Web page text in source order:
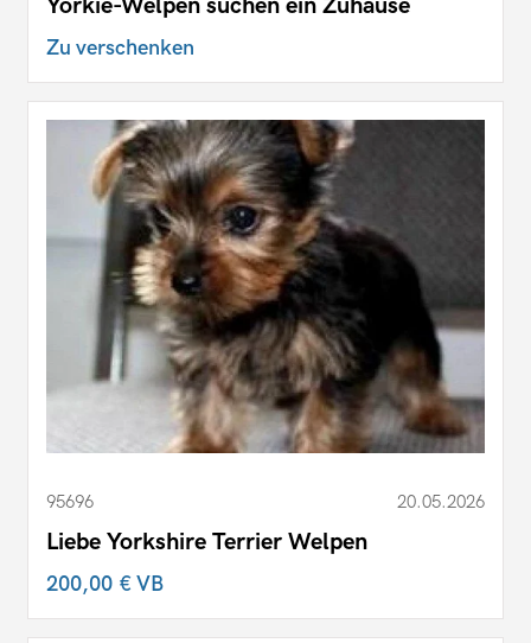
Yorkie-Welpen suchen ein Zuhause
Zu verschenken
95696 20.05.2026
Liebe Yorkshire Terrier Welpen
200,00 €VB